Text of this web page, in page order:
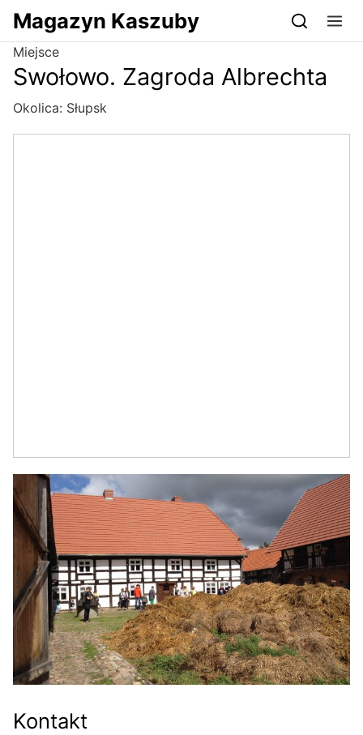
Przejdź do serwisu magazynkaszuby.pl
Magazyn Kaszuby
Miejsce
Swołowo. Zagroda Albrechta
Okolica: Słupsk
Kontakt